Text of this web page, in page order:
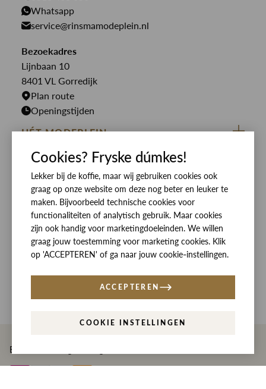
PME Legend
Butcher of Blue
Bekijk alle merken >
Jeans
Jumpsuits
Jurken
Rokken
Overhemden
Truien
T-shirts
Whatsapp
service@rinsmamodeplein.nl
Bezoekadres
Lijnbaan 10
8401 VL Gorredijk
Plan route
Openingstijden
HÉT MODEPLEIN
ZIJ VAN RINSMA
DE HEEREN VAN RINSMA
RINSMA.CONCEPTS
Eten en drinken
Openingstijden
Werken bij RINSMA
CUSTOMER CARE
Veelgestelde vragen
Retourneren & Ruilen
Betaalmethoden
Bezorgen
Contact
SOCIALS
ZIJ VAN RINSMA DE HEEREN VAN RINSMA
Betaal eenvoudig en veilig met
Cookies? Fryske dúmkes!
Lekker bij de koffie, maar wij gebruiken cookies ook
graag op onze website om deze nog beter en leuker te
maken. Bijvoorbeeld technische cookies voor
functionaliteiten of analytisch gebruik. Maar cookies
zijn ook handig voor marketingdoeleinden. We willen
graag jouw toestemming voor marketing cookies. Klik
op 'ACCEPTEREN' of ga naar jouw cookie-instellingen.
COOKIE INSTELLINGEN
ACCEPTEREN